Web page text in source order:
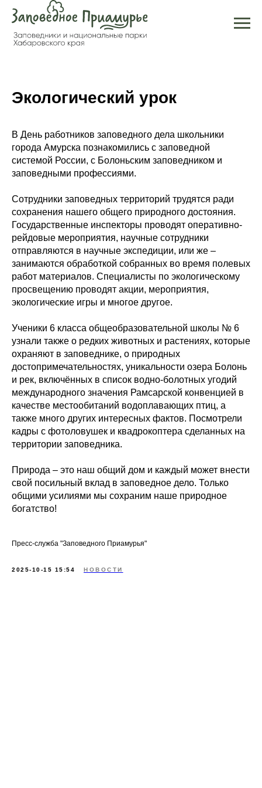
Экологический урок
В День работников заповедного дела школьники
города Амурска познакомились с заповедной
системой России, с Болоньским заповедником и
заповедными профессиями.
Сотрудники заповедных территорий трудятся ради
сохранения нашего общего природного достояния.
Государственные инспекторы проводят оперативно-
рейдовые мероприятия, научные сотрудники
отправляются в научные экспедиции, или же –
занимаются обработкой собранных во время полевых
работ материалов. Специалисты по экологическому
просвещению проводят акции, мероприятия,
экологические игры и многое другое.
Ученики 6 класса общеобразовательной школы № 6
узнали также о редких животных и растениях, которые
охраняют в заповеднике, о природных
достопримечательностях, уникальности озера Болонь
и рек, включённых в список водно-болотных угодий
международного значения Рамсарской конвенцией в
качестве местообитаний водоплавающих птиц, а
также много других интересных фактов. Посмотрели
кадры с фотоловушек и квадрокоптера сделанных на
территории заповедника.
Природа – это наш общий дом и каждый может внести
свой посильный вклад в заповедное дело. Только
общими усилиями мы сохраним наше природное
богатство!
Пресс-служба "Заповедного Приамурья"
2025-10-15 15:54 НОВОСТИ